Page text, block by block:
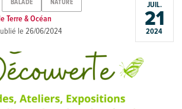
BALADE NATURE
Terre & Océan
le26/06/2024
JUIL.
21
2024